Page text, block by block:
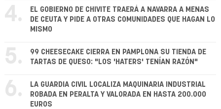
4.
EL GOBIERNO DE CHIVITE TRAERÁ A NAVARRA A MENAS
DE CEUTA Y PIDE A OTRAS COMUNIDADES QUE HAGAN LO
MISMO
5.
99 CHEESECAKE CIERRA EN PAMPLONA SU TIENDA DE
TARTAS DE QUESO: "LOS 'HATERS' TENÍAN RAZÓN"
6.
LA GUARDIA CIVIL LOCALIZA MAQUINARIA INDUSTRIAL
ROBADA EN PERALTA Y VALORADA EN HASTA 200.000
EUROS